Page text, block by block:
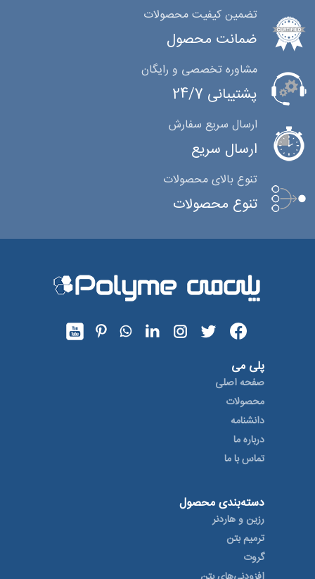
تضمین کیفیت محصولات
ضمانت محصول
مشاوره تخصصی و رایگان
پشتیبانی 24/7
ارسال سریع سفارش
ارسال سریع
تنوع بالای محصولات
تنوع محصولات
پلی می
صفحه اصلی
محصولات
دانشنامه
درباره ما
تماس با ما
دسته‌بندی محصول
رزین و هاردنر
ترمیم بتن
گروت